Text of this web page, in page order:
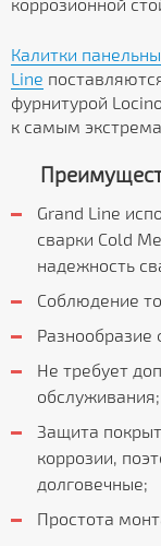
Калитки
Line
фурнитурой
к самым
Grand Line
сварки Cold
надежность
Соблюдение
Разнообразие
Не требует
обслуживания;
Защита
коррозии,
долговечные;
Простота